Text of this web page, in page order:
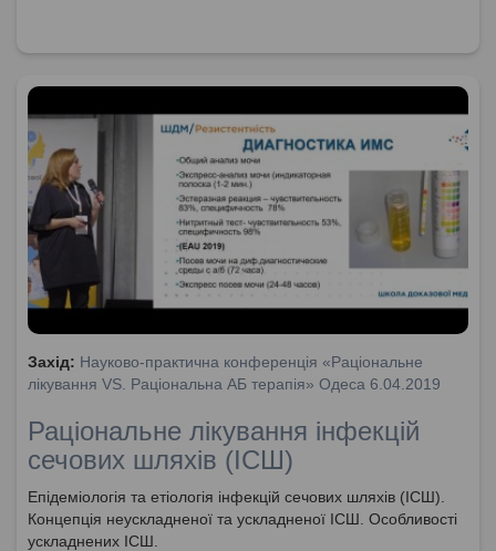
Захід: Науково-практична конференція «Раціональне
лікування VS. Раціональна АБ терапія» Одеса 6.04.2019
Раціональне лікування інфекцій
сечових шляхів (ІСШ)
Епідеміологія та етіологія інфекцій сечових шляхів (ІСШ).
Концепція неускладненої та ускладненої ІСШ. Особливості
ускладнених ІСШ.